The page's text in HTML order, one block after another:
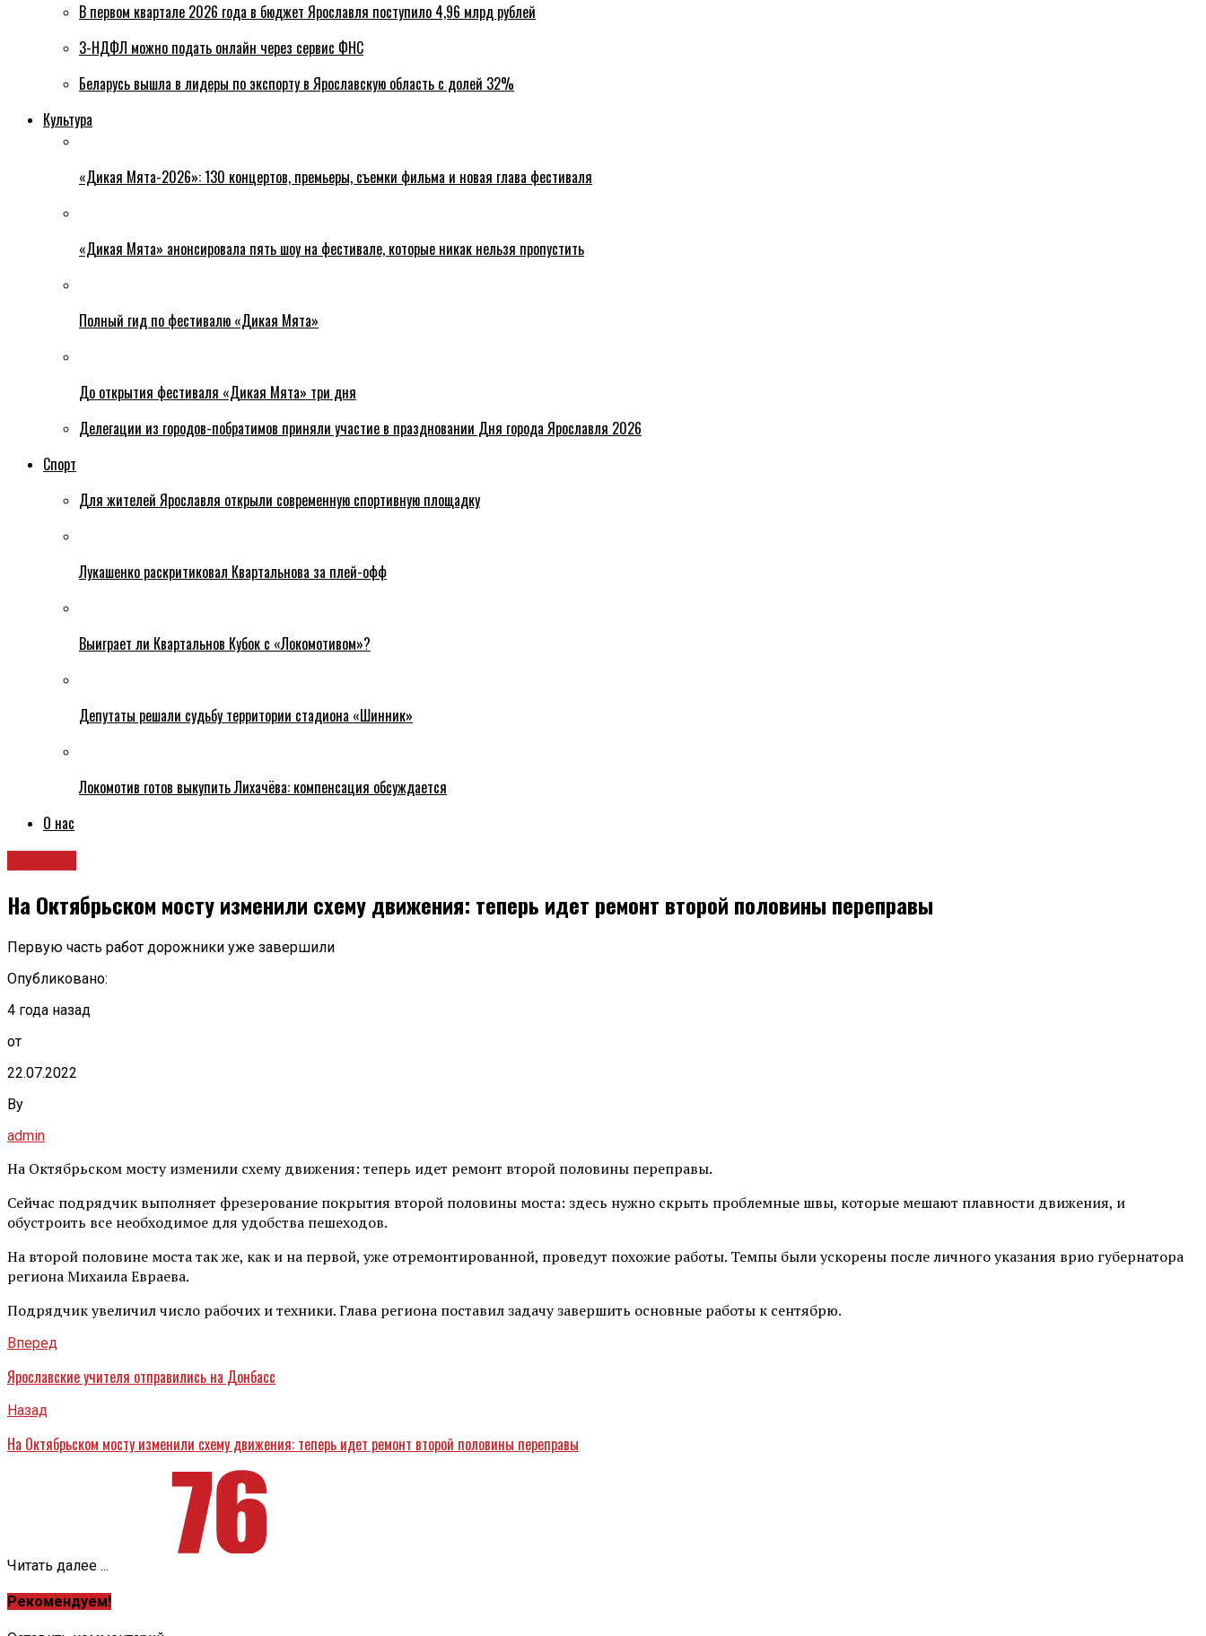
В первом квартале 2026 года в бюджет Ярославля поступило 4,96 млрд рублей
3-НДФЛ можно подать онлайн через сервис ФНС
Беларусь вышла в лидеры по экспорту в Ярославскую область с долей 32%
Культура
«Дикая Мята-2026»: 130 концертов, премьеры, съемки фильма и новая глава фестиваля
«Дикая Мята» анонсировала пять шоу на фестивале, которые никак нельзя пропустить
Полный гид по фестивалю «Дикая Мята»
До открытия фестиваля «Дикая Мята» три дня
Делегации из городов-побратимов приняли участие в праздновании Дня города Ярославля 2026
Спорт
Для жителей Ярославля открыли современную спортивную площадку
Лукашенко раскритиковал Квартальнова за плей-офф
Выиграет ли Квартальнов Кубок с «Локомотивом»?
Депутаты решали судьбу территории стадиона «Шинник»
Локомотив готов выкупить Лихачёва: компенсация обсуждается
О нас
На Октябрьском мосту изменили схему движения: теперь идет ремонт второй половины переправы
Первую часть работ дорожники уже завершили
Опубликовано:
4 года назад
от
22.07.2022
By
admin
На Октябрьском мосту изменили схему движения: теперь идет ремонт второй половины переправы.
Сейчас подрядчик выполняет фрезерование покрытия второй половины моста: здесь нужно скрыть проблемные швы, которые мешают плавности движения, и
обустроить все необходимое для удобства пешеходов.
На второй половине моста так же, как и на первой, уже отремонтированной, проведут похожие работы. Темпы были ускорены после личного указания врио губернатора
региона Михаила Евраева.
Подрядчик увеличил число рабочих и техники. Глава региона поставил задачу завершить основные работы к сентябрю.
Вперед
Ярославские учителя отправились на Донбасс
Назад
На Октябрьском мосту изменили схему движения: теперь идет ремонт второй половины переправы
Читать далее ...
Рекомендуем!